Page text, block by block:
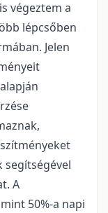
végeztem a
lépcsőben
Jelen
segítségével
A
50%-a napi